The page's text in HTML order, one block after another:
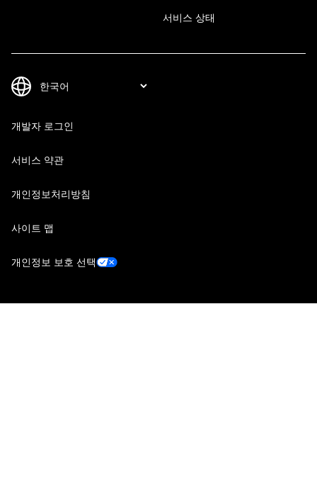
서비스 상태
개발자 로그인
서비스 약관
개인정보처리방침
사이트 맵
개인정보 보호 선택